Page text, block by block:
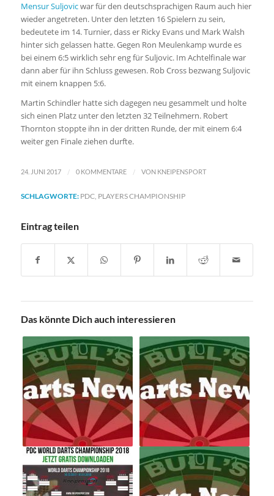
Mensur Suljovicwar für den deutschsprachigen Raum auch hier
wieder angetreten. Unter den letzten 16 Spielern zu sein,
bedeutete im 14. Turnier, dass er Ricky Evans und Mark Walsh
hinter sich gelassen hatte. Gegen Ron Meulenkamp wurde es
bei einem 6:5 wirklich sehr eng für Suljovic. Im Achtelfinale war
dann aber für ihn Schluss gewesen. Rob Cross bezwang Suljovic
mit einem knappen 5:6.
Martin Schindler hatte sich dagegen neu gesammelt und holte
sich einen Platz unter den letzten 32 Teilnehmern. Robert
Thornton stoppte ihn in der dritten Runde, der mit einem 6:4
weiter gen Finale ziehen durfte.
24. JUNI 2017 / 0 KOMMENTARE / VON KNEIPENSPORT
SCHLAGWORTE: PDC, PLAYERS CHAMPIONSHIP
Eintrag teilen
Das könnte Dich auch interessieren